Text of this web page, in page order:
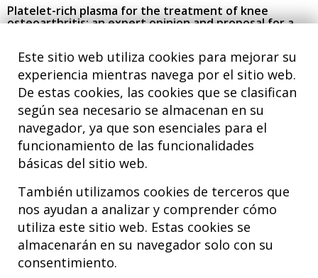
Este sitio web utiliza cookies para mejorar su
experiencia mientras navega por el sitio web.
De estas cookies, las cookies que se clasifican
según sea necesario se almacenan en su
navegador, ya que son esenciales para el
funcionamiento de las funcionalidades
básicas del sitio web.
También utilizamos cookies de terceros que
nos ayudan a analizar y comprender cómo
utiliza este sitio web. Estas cookies se
almacenarán en su navegador solo con su
consentimiento.
Platelet-rich plasma for the treatment of knee
osteoarthritis: an expert opinion and proposal for a
Dragoo JL, Filardo G, Fortier LA, Giuffrida A, Jo CH, Magalon J,
Malanga GA, Mishra A, Nakamura N, Rodeo SA, Sampson S
Expert Opinion on Biological Therapy, 20:12, 1447-1460
1 2 3 ...
Hospital MiKS Ospitalea